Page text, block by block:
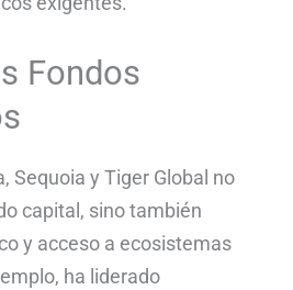
Fondos
Sequoia y Tiger Global no
capital, sino también
y acceso a ecosistemas
ha liderado